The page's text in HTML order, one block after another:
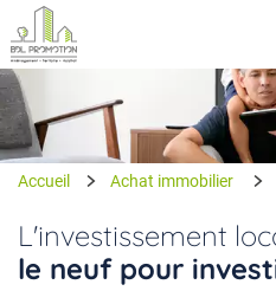
Accueil Achat immobilier
L'investissement
le neuf pour